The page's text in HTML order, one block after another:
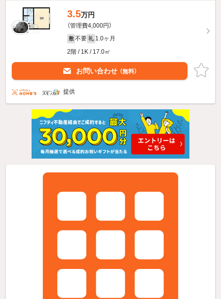
3.5万円
（管理費4,000円）
敷 不要 礼 1.0ヶ月
2階 / 1K / 17.0㎡
お問い合わせ （無料）
提供